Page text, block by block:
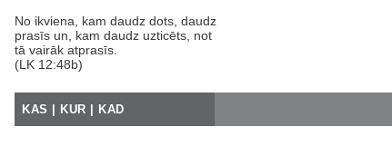
No ikviena, kam daudz dots, daudz
prasīs un, kam daudz uzticēts, not
tā vairāk atprasīs.
(LK 12:48b)
KAS | KUR | KAD